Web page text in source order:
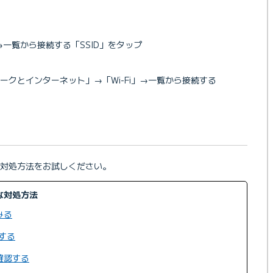
覧から接続する「SSID」をタップ
クとインターネット」→「Wi-Fi」→一覧から接続する
処方法をお試しください。
対処方法
る
る
認する